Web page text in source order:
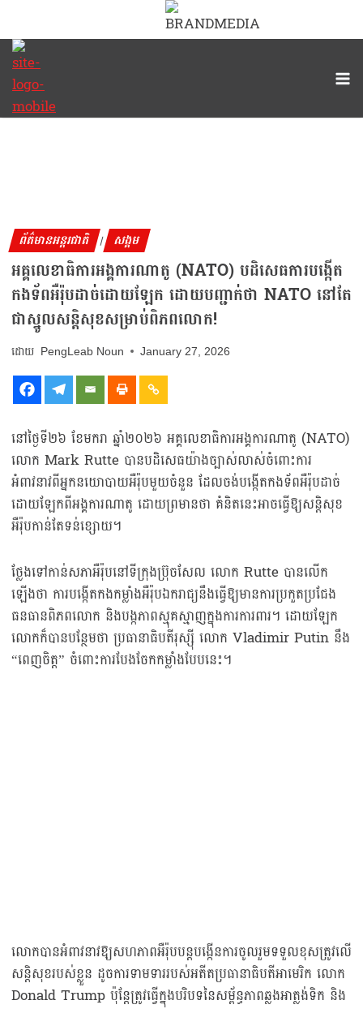
ព័ត៌មានអន្តរជាតិ | សង្គម
អគ្គលេខាធិការអង្គការណាតូ (NATO) បដិសេធការបង្កើត
កងទ័ពអឺរ៉ុបដាច់ដោយឡែក ដោយបញ្ជាក់ថា NATO នៅតែ
ជាស្នូលសន្តិសុខសម្រាប់ពិភពលោក!
PengLeab Noun January 27, 2026
នៅថ្ងៃទី២៦ ខែមករា ឆ្នាំ២០២៦ អគ្គលេខាធិការអង្គការណាតូ (NATO)
លោក Mark Rutte បានបដិសេធយ៉ាងច្បាស់លាស់ចំពោះការ
អំពាវនាវពីអ្នកនយោបាយអឺរ៉ុបមួយចំនួន ដែលចង់បង្កើតកងទ័ពអឺរ៉ុបដាច់
ដោយឡែកពីអង្គការណាតូ ដោយព្រមានថា គំនិតនេះអាចធ្វើឱ្យសន្តិសុខ
អឺរ៉ុបកាន់តែទន់ខ្សោយ។
ថ្លែងទៅកាន់សភាអឺរ៉ុបនៅទីក្រុងប្រ៊ុចសែល លោក Rutte បានលើក
ឡើងថា ការបង្កើតកងកម្លាំងអឺរ៉ុបឯករាជ្យនឹងធ្វើឱ្យមានការប្រកួតប្រជែង
ធនធានពិភពលោក និងបង្កភាពស្មុគស្មាញក្នុងការការពារ។ ដោយឡែក
លោកក៏បានបន្ថែមថា ប្រធានាធិបតីរុស្ស៊ី លោក Vladimir Putin នឹង
“ពេញចិត្ត” ចំពោះការបែងចែកកម្លាំងបែបនេះ។
លោកបានអំពាវនាវឱ្យសហភាពអឺរ៉ុបបន្តបង្កើនការចូលរួមទទួលខុសត្រូវលើ
សន្តិសុខរបស់ខ្លួន ដូចការទាមទាររបស់អតីតប្រធានាធិបតីអាមេរិក លោក
Donald Trump ប៉ុន្តែត្រូវធ្វើក្នុងបរិបទនៃសម្ព័ន្ធភាពឆ្លងអាត្លង់ទិក និង